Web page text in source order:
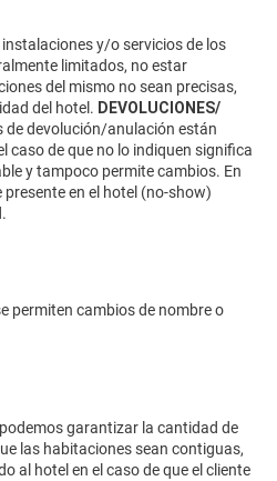
instalaciones y/o servicios de los
limitados, no estar
del mismo no sean precisas,
del hotel. DEVOLUCIONES/
de devolución/anulación están
caso de que no lo indiquen significa
y tampoco permite cambios. En
en el hotel (no-show)
permiten cambios de nombre o
garantizar la cantidad de
las habitaciones sean contiguas,
al hotel en el caso de que el cliente